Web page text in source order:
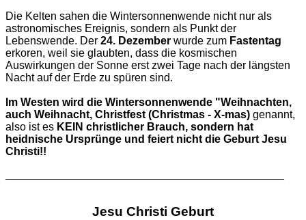
Die Kelten sahen die Wintersonnenwende nicht nur als
astronomisches Ereignis, sondern als Punkt der
Lebenswende. Der 24. Dezember wurde zum Fastentag
erkoren, weil sie glaubten, dass die kosmischen
Auswirkungen der Sonne erst zwei Tage nach der längsten
Nacht auf der Erde zu spüren sind.
Im Westen wird die Wintersonnenwende "Weihnachten,
auch Weihnacht, Christfest (Christmas - X-mas) genannt,
also ist es KEIN christlicher Brauch, sondern hat
heidnische Ursprünge und feiert nicht die Geburt Jesu
Christi!!
Jesu Christi Geburt